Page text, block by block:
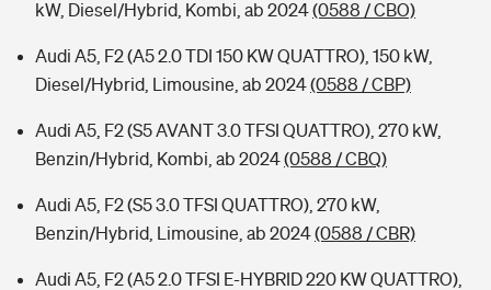
kW, Diesel/Hybrid, Kombi, ab 2024(0588 / CBO)
Audi A5, F2 (A5 2.0 TDI 150 KW QUATTRO), 150 kW,
Diesel/Hybrid, Limousine, ab 2024(0588 / CBP)
Audi A5, F2 (S5 AVANT 3.0 TFSI QUATTRO), 270 kW,
Benzin/Hybrid, Kombi, ab 2024(0588 / CBQ)
Audi A5, F2 (S5 3.0 TFSI QUATTRO), 270 kW,
Benzin/Hybrid, Limousine, ab 2024(0588 / CBR)
Audi A5, F2 (A5 2.0 TFSI E-HYBRID 220 KW QUATTRO),